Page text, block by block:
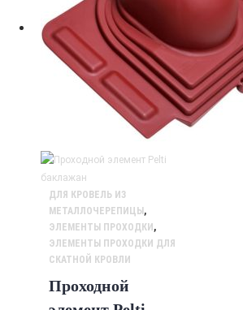
ДЛЯ КРОВЕЛЬ ИЗ
МЕТАЛЛОЧЕРЕПИЦЫ ,
ЭЛЕМЕНТЫ ПРОХОДКИ ,
ЭЛЕМЕНТЫ ПРОХОДКИ ДЛЯ
СКАТНОЙ КРОВЛИ
Проходной